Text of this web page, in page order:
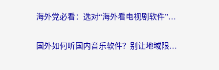
海外党必看：选对“海外看电视剧软件”，再也不用愁国内剧刷不了
国外如何听国内音乐软件？别让地域限制，断了你的中文歌单